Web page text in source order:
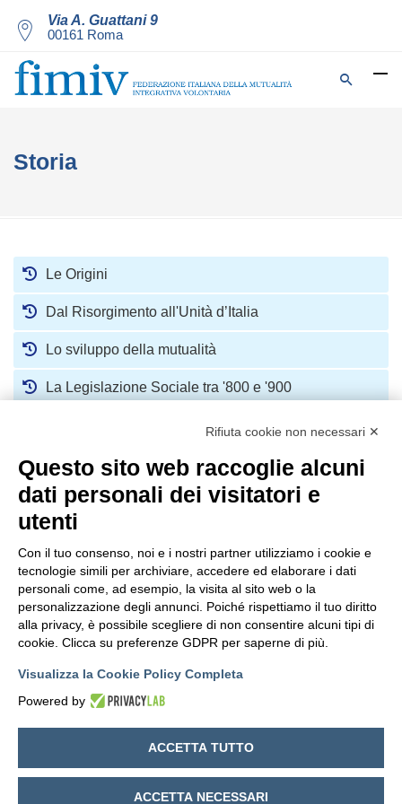
Via A. Guattani 9
00161 Roma
Storia
Le Origini
Dal Risorgimento all'Unità d’Italia
Lo sviluppo della mutualità
La Legislazione Sociale tra '800 e '900
La Federazione italiana delle società di mutuo
Dalla Grande Guerra al Fascismo
Dal Secondo Dopoguerra ad oggi
Rifiuta cookie non necessari ✕
Questo sito web raccoglie alcuni
dati personali dei visitatori e
utenti
Con il tuo consenso, noi e i nostri partner utilizziamo i cookie e
tecnologie simili per archiviare, accedere ed elaborare i dati
personali come, ad esempio, la visita al sito web o la
personalizzazione degli annunci. Poiché rispettiamo il tuo diritto
alla privacy, è possibile scegliere di non consentire alcuni tipi di
cookie. Clicca su preferenze GDPR per saperne di più.
Visualizza la Cookie Policy Completa
Powered by
ACCETTA TUTTO
ACCETTA NECESSARI